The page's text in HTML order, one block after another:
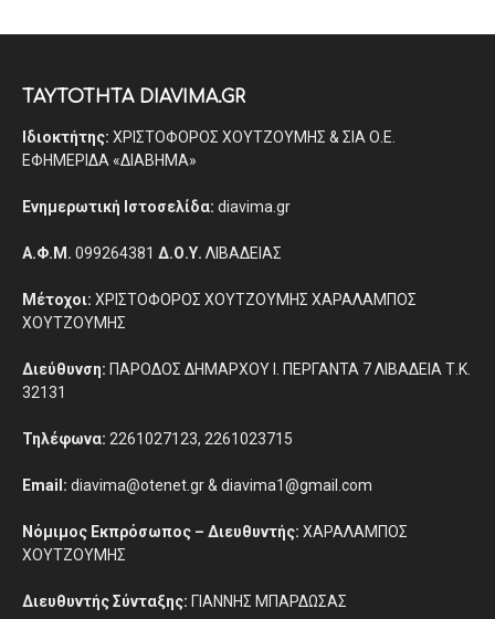
ΤΑΥΤΟΤΗΤΑ DIAVIMA.GR
Ιδιοκτήτης: ΧΡΙΣΤΟΦΟΡΟΣ ΧΟΥΤΖΟΥΜΗΣ & ΣΙΑ Ο.Ε.
ΕΦΗΜΕΡΙΔΑ «ΔΙΑΒΗΜΑ»
Ενημερωτική Ιστοσελίδα: diavima.gr
Α.Φ.Μ. 099264381 Δ.Ο.Υ. ΛΙΒΑΔΕΙΑΣ
Μέτοχοι: ΧΡΙΣΤΟΦΟΡΟΣ ΧΟΥΤΖΟΥΜΗΣ ΧΑΡΑΛΑΜΠΟΣ
ΧΟΥΤΖΟΥΜΗΣ
Διεύθυνση: ΠΑΡΟΔΟΣ ΔΗΜΑΡΧΟΥ Ι. ΠΕΡΓΑΝΤΑ 7 ΛΙΒΑΔΕΙΑ Τ.Κ.
32131
Τηλέφωνα: 2261027123, 2261023715
Email: diavima@otenet.gr & diavima1@gmail.com
Νόμιμος Εκπρόσωπος – Διευθυντής: ΧΑΡΑΛΑΜΠΟΣ
ΧΟΥΤΖΟΥΜΗΣ
Διευθυντής Σύνταξης: ΓΙΑΝΝΗΣ ΜΠΑΡΔΩΣΑΣ